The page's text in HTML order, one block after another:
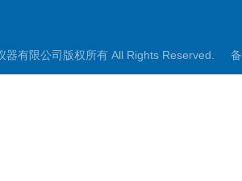
器有限公司版权所有 All Rights Reserved.